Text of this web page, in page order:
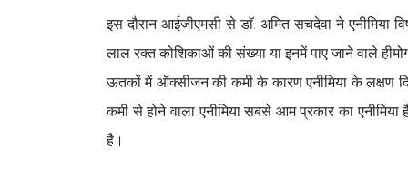
इस दौरान आईजीएमसी से डाॅ. अमित सचदेवा ने एनीमिया
लाल रक्त कोशिकाओं की संख्या या इनमें पाए जाने वाले
ऊतकों में ऑक्सीजन की कमी के कारण एनीमिया के लक्षण
कमी से होने वाला एनीमिया सबसे आम प्रकार का एनीमिया
है।